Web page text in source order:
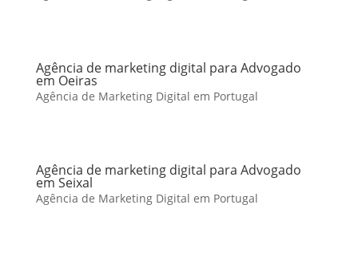
Agência de marketing digital para Advogado
em Oeiras
Agência de Marketing Digital em Portugal
Agência de marketing digital para Advogado
em Seixal
Agência de Marketing Digital em Portugal